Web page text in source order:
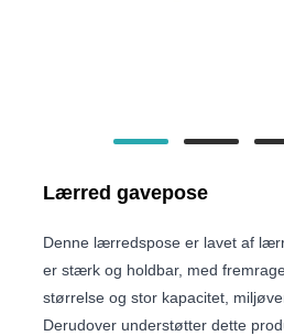
Lærred gavepose
Denne lærredspose er lavet af
er stærk og holdbar, med
størrelse og stor kapacitet,
Derudover understøtter dette